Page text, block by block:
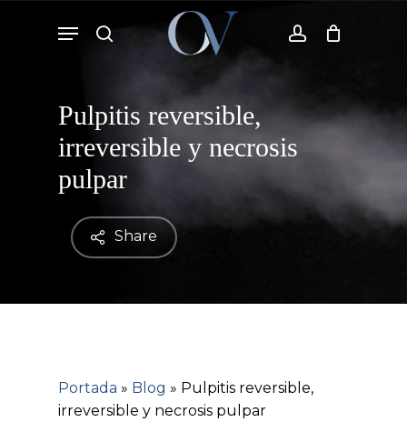
search account
Menu
Cart
Pulpitis reversible,
irreversible y necrosis
pulpar
Share
Portada » Blog » Pulpitis reversible,
irreversible y necrosis pulpar